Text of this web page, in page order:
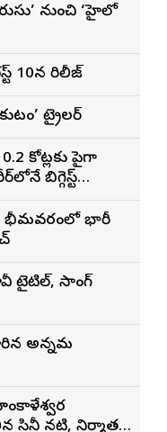
నుంచి ‘హైలో
10న రిలీజ్
ట్రైలర్
కోట్లకు పైగా
బిగ్గెస్ట్
భీమవరంలో భారీ
టైటిల్, సాంగ్
అన్నమ
సినీ నటి, నిర్మాత